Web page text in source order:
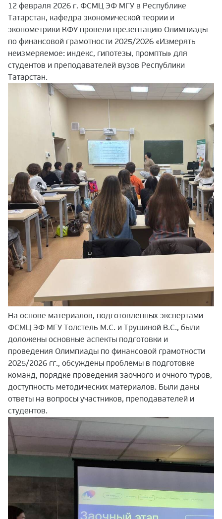
12 февраля 2026 г. ФСМЦ ЭФ МГУ в Республике
Татарстан, кафедра экономической теории и
эконометрики КФУ провели презентацию Олимпиады
по финансовой грамотности 2025/2026 «Измерять
неизмеряемое: индекс, гипотезы, промпты» для
студентов и преподавателей вузов Республики
Татарстан.
На основе материалов, подготовленных экспертами
ФСМЦ ЭФ МГУ Толстель М.С. и Трушиной В.С., были
доложены основные аспекты подготовки и
проведения Олимпиады по финансовой грамотности
2025/2026 гг., обсуждены проблемы в подготовке
команд, порядке проведения заочного и очного туров,
доступность методических материалов. Были даны
ответы на вопросы участников, преподавателей и
студентов.